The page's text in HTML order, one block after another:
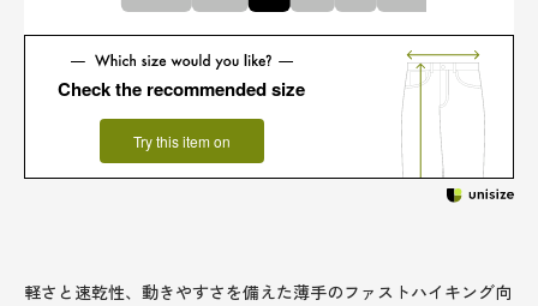
Check the recommended size
Try this item on
軽さと速乾性、動きやすさを備えた薄手のファストハイキング向